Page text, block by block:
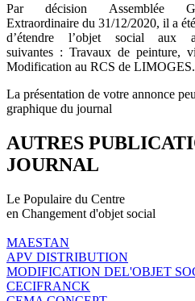
Par décision Assemblée
Extraordinaire du 31/12/2020, il a
d’étendre l’objet social aux
suivantes : Travaux de peinture,
Modification au RCS de LIMOGES.
La présentation de votre annonce
graphique du journal
AUTRES
JOURNAL
Le Populaire du Centre
en Changement d'objet social
MAESTAN
APV DISTRIBUTION
MODIFICATION DEL'OBJET
CECIFRANCK